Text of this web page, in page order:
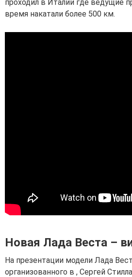
проходил в Италии где ведущие
время накатали более 500 км.
Новая Лада Веста –
На презентации модели Лада
организованного в , Сергей